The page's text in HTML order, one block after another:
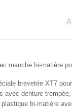
manche bi-matière
brevetée XT7
avec denture
plastique bi-matière